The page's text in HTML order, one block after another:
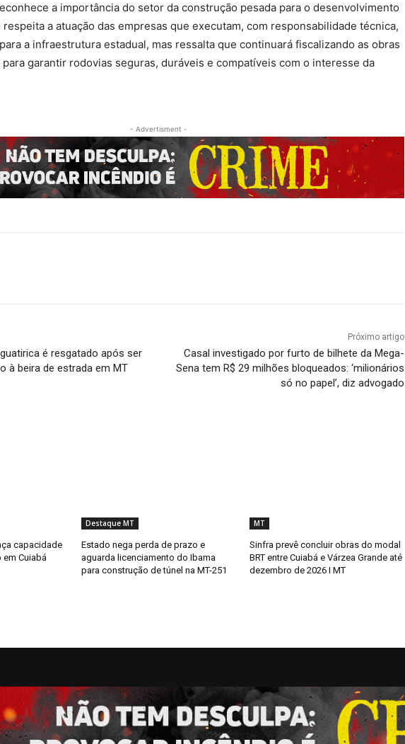
a importância do setor da construção pesada para o desenvolvimento
a atuação das empresas que executam, com responsabilidade técnica,
a infraestrutura estadual, mas ressalta que continuará fiscalizando as obras
garantir rodovias seguras, duráveis e compatíveis com o interesse da
- Advertisment -
é resgatado após ser
à beira de estrada em MT
Próximo artigo
Casal investigado por furto de bilhete da Mega-
Sena tem R$ 29 milhões bloqueados: ‘milionários
só no papel’, diz advogado
capacidade
em Cuiabá
Destaque MT
Estado nega perda de prazo e
aguarda licenciamento do Ibama
para construção de túnel na MT-251
MT
Sinfra prevê concluir obras do modal
BRT entre Cuiabá e Várzea Grande até
dezembro de 2026 I MT